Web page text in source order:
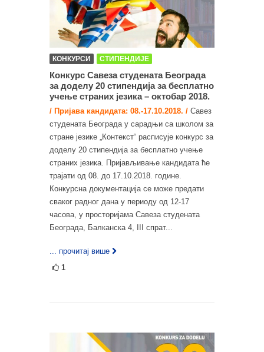
КОНКУРСИ СТИПЕНДИЈЕ
Конкурс Савеза студената Београда
за доделу 20 стипендија за бесплатнo
учење страних језика – октобар 2018.
/ Пријава кандидата: 08.-17.10.2018. / Савез
студената Београда у сарадњи са школом за
стране језике „Контекст“ расписује конкурс за
доделу 20 стипендија за бесплатнo учење
страних језика. Пријављивање кандидата ће
трајати од 08. до 17.10.2018. године.
Конкурсна документација се може предати
сваког радног дана у периоду од 12-17
часова, у просторијама Савеза студената
Београда, Балканска 4, III спрат...
... прочитај више
1